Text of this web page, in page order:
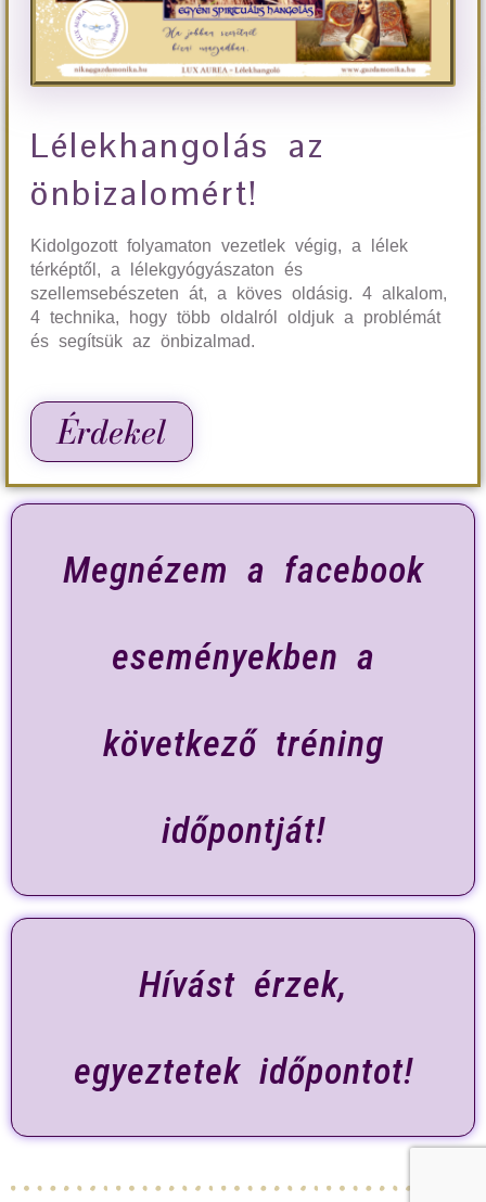
Lélekhangolás az
önbizalomért!
Kidolgozott folyamaton vezetlek végig, a lélek
térképtől, a lélekgyógyászaton és
szellemsebészeten át, a köves oldásig. 4 alkalom,
4 technika, hogy több oldalról oldjuk a problémát
és segítsük az önbizalmad.
Érdekel
Megnézem a facebook
eseményekben a
következő tréning
időpontját!
Hívást érzek,
egyeztetek időpontot!